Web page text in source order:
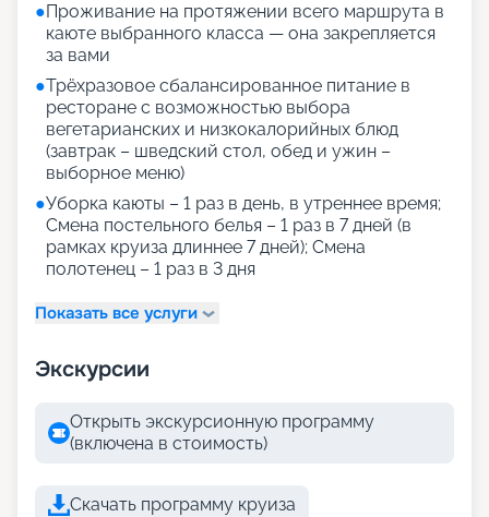
●Проживание на протяжении всего маршрута в
каюте выбранного класса — она закрепляется
за вами
●Трёхразовое сбалансированное питание в
ресторане с возможностью выбора
вегетарианских и низкокалорийных блюд
(завтрак – шведский стол, обед и ужин –
выборное меню)
●Уборка каюты – 1 раз в день, в утреннее время;
Смена постельного белья – 1 раз в 7 дней (в
рамках круиза длиннее 7 дней); Смена
полотенец – 1 раз в 3 дня
Показать все услуги
Экскурсии
Открыть экскурсионную программу
(включена в стоимость)
Скачать программу круиза